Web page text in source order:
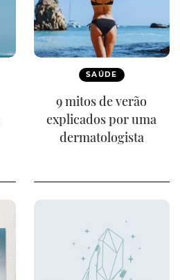
SAÚDE
9 mitos de verão
explicados por uma
dermatologista